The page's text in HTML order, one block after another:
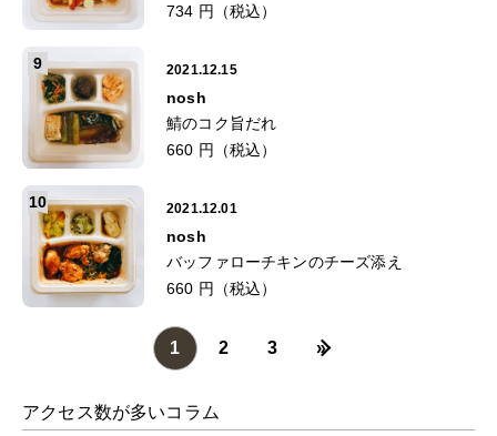
734 円（税込）
9 2021.12.15
nosh
鯖のコク旨だれ
660 円（税込）
10 2021.12.01
nosh
バッファローチキンのチーズ添え
660 円（税込）
1 2 3 »
アクセス数が多いコラム